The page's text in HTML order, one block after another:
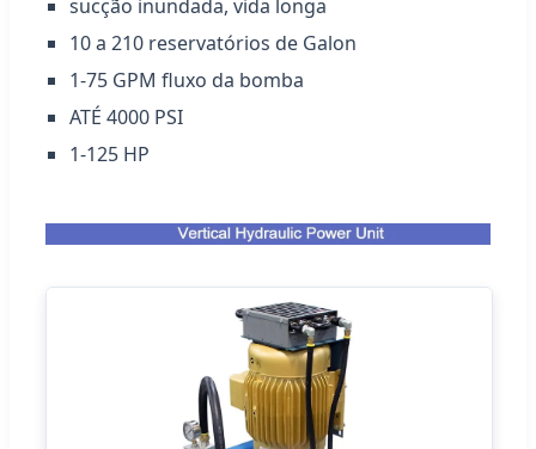
sucção inundada, vida longa
10 a 210 reservatórios de Galon
1-75 GPM fluxo da bomba
ATÉ 4000 PSI
1-125 HP